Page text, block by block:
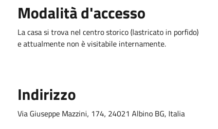
Modalità d'accesso
La casa si trova nel centro storico (lastricato in porfido)
e attualmente non è visitabile internamente.
Indirizzo
Via Giuseppe Mazzini, 174, 24021 Albino BG, Italia